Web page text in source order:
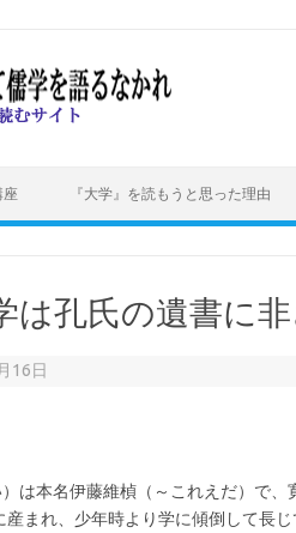
座 『大学』を読もうと思った理由
は孔氏の遺書に
16日
は本名伊藤維楨（～これえだ）で
産まれ、少年時より学に傾倒して長